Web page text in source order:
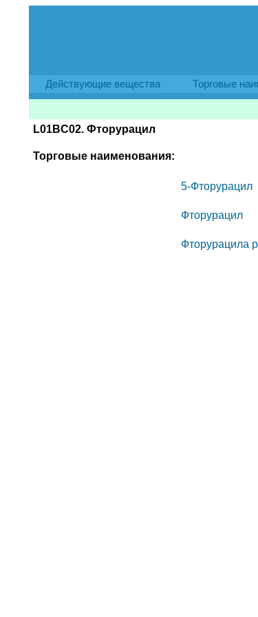
Действующие вещества Торговые
L01BC02. Фторурацил
Торговые наименования:
5-Фторурацил
Фторурацил
Фторурацила